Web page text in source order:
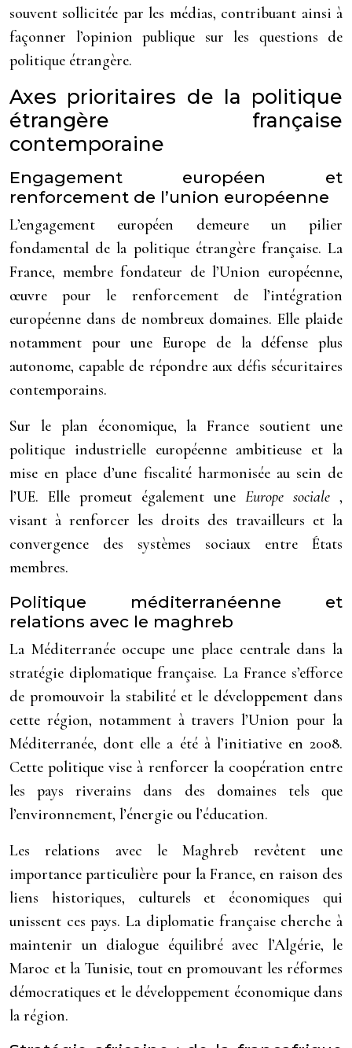
souvent sollicitée par les médias, contribuant ainsi à
façonner l’opinion publique sur les questions de
politique étrangère.
Axes prioritaires de la politique
étrangère française
contemporaine
Engagement européen et
renforcement de l’union européenne
L’engagement européen demeure un pilier
fondamental de la politique étrangère française. La
France, membre fondateur de l’Union européenne,
œuvre pour le renforcement de l’intégration
européenne dans de nombreux domaines. Elle plaide
notamment pour une Europe de la défense plus
autonome, capable de répondre aux défis sécuritaires
contemporains.
Sur le plan économique, la France soutient une
politique industrielle européenne ambitieuse et la
mise en place d’une fiscalité harmonisée au sein de
l’UE. Elle promeut également une Europe sociale ,
visant à renforcer les droits des travailleurs et la
convergence des systèmes sociaux entre États
membres.
Politique méditerranéenne et
relations avec le maghreb
La Méditerranée occupe une place centrale dans la
stratégie diplomatique française. La France s’efforce
de promouvoir la stabilité et le développement dans
cette région, notamment à travers l’Union pour la
Méditerranée, dont elle a été à l’initiative en 2008.
Cette politique vise à renforcer la coopération entre
les pays riverains dans des domaines tels que
l’environnement, l’énergie ou l’éducation.
Les relations avec le Maghreb revêtent une
importance particulière pour la France, en raison des
liens historiques, culturels et économiques qui
unissent ces pays. La diplomatie française cherche à
maintenir un dialogue équilibré avec l’Algérie, le
Maroc et la Tunisie, tout en promouvant les réformes
démocratiques et le développement économique dans
la région.